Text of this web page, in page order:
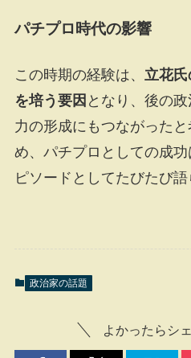
パチプロ時代の影響
この時期の経験は、 立花
を培う要因 となり、後の
力の形成にもつながった
め、パチプロとしての成
ピソードとしてたびたび語
政治家の話題
よかったらシ